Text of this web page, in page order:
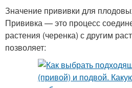
Значение прививки для
Прививка — это процесс
растения (черенка) с другим
позволяет: